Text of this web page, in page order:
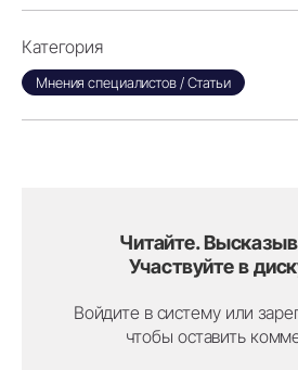
Категория
Мнения специалистов / Статьи
Читайте.
Участвуйте в
Войдите в систему или
чтобы оставить